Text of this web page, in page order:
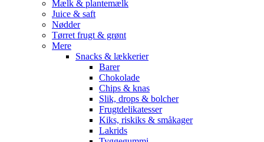
Mælk & plantemælk
Juice & saft
Nødder
Tørret frugt & grønt
Mere
Snacks & lækkerier
Barer
Chokolade
Chips & knas
Slik, drops & bolcher
Frugtdelikatesser
Kiks, riskiks & småkager
Lakrids